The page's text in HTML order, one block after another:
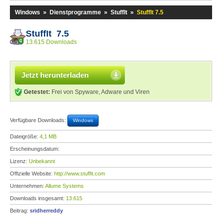
Windows » Dienstprogramme » StuffIt » StuffIt 7.5
StuffIt 7.5
13.615 Downloads
Jetzt herunterladen
Getestet: Frei von Spyware, Adware und Viren
Verfügbare Downloads: Windows
Dateigröße: 4,1 MB
Erscheinungsdatum:
Lizenz: Unbekannt
Offizielle Website: http://www.stuffit.com
Unternehmen: Allume Systems
Downloads insgesamt: 13.615
Beitrag: sridherreddy